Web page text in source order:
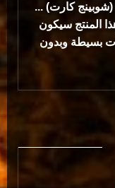
(شوبينج كارت) ...
المنتج سيكون
بسيطة وبدون